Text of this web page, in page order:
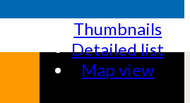
Thumbnails
Detailed list
Map view